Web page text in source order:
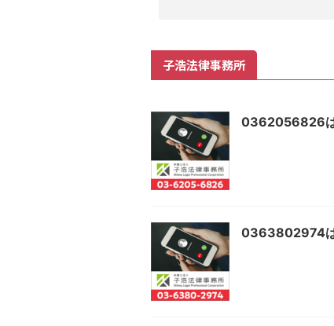
子浩法律事務所
0362056826は
0363802974は